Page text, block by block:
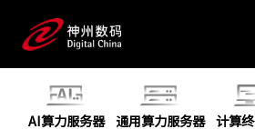
AI算力服务器 通用算力服务器 计算